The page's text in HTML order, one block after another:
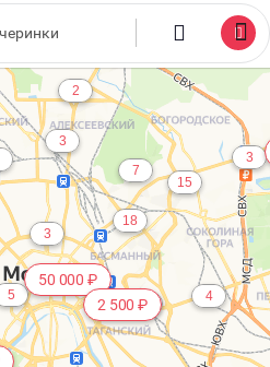
50 000 ₽
5
2
3
3
2 500 ₽
7
18
5
15
4
3